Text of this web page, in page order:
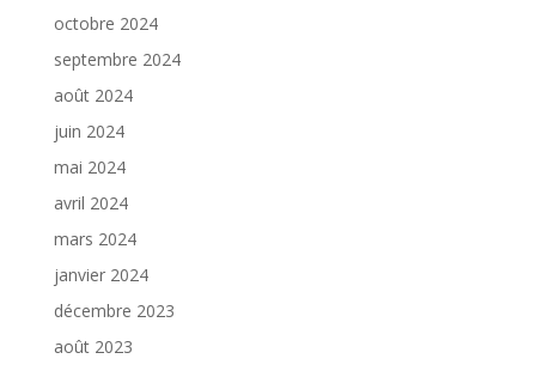
octobre 2024
septembre 2024
août 2024
juin 2024
mai 2024
avril 2024
mars 2024
janvier 2024
décembre 2023
août 2023